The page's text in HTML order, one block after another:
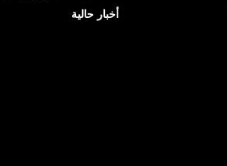
أخبار حالية